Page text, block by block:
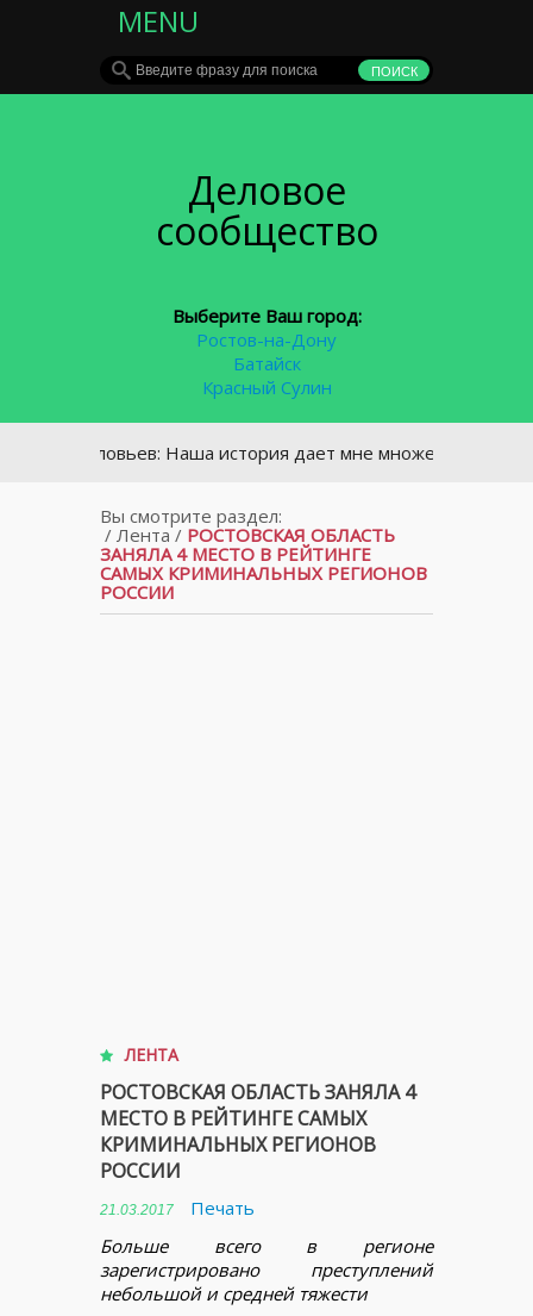
MENU
Деловое
сообщество
Выберите Ваш город:
Ростов-на-Дону
Батайск
Красный Сулин
Соловьев: Наша история дает мне множество уроков для
Вы смотрите раздел:
/ Лента/ РОСТОВСКАЯ ОБЛАСТЬ
ЗАНЯЛА 4 МЕСТО В РЕЙТИНГЕ
САМЫХ КРИМИНАЛЬНЫХ РЕГИОНОВ
РОССИИ
ЛЕНТА
РОСТОВСКАЯ ОБЛАСТЬ ЗАНЯЛА 4
МЕСТО В РЕЙТИНГЕ САМЫХ
КРИМИНАЛЬНЫХ РЕГИОНОВ
РОССИИ
21.03.2017
Печать
Больше всего в регионе
зарегистрировано преступлений
небольшой и средней тяжести